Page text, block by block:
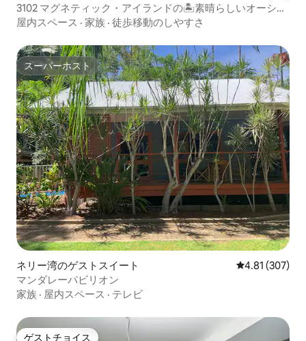
3102 マグネティック・アイランドの🏝素晴らしいオーシャ
ンフロントの豪華なお部屋
屋内スペース · 家族 · 徒歩移動のしやすさ
スーパーホスト
スーパーホスト
ネリー湾のゲストスイート レビュー307
4.81 (307)
マンダレーパビリオン
家族 · 屋内スペース · テレビ
ゲストチョイス